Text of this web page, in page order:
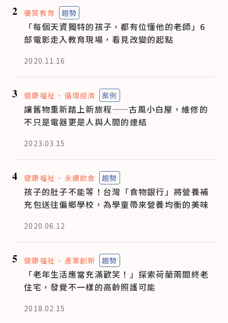
2 優質教育 趨勢
「每個天資獨特的孩子，都有位懂他的老師」6
部電影走入教育現場，看見改變的起點
2020.11.16
3 健康福祉 循環經濟 案例
讓舊物重新踏上新旅程——古風小白屋，維修的
不只是電器更是人與人間的連結
2023.03.15
4 健康福祉 永續飲食 趨勢
孩子的肚子不能等！台灣「食物銀行」將營養補
充包送往偏鄉學校，為學童帶來營養均衡的美味
2020.06.12
5 健康福祉 產業創新 趨勢
「老年生活應當充滿歡笑！」探索荷蘭兩間終老
住宅，發覺不一樣的高齡照護可能
2018.02.15